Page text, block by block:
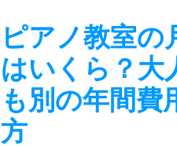
ピアノ教室の
はいくら？大
も別の年間費
方